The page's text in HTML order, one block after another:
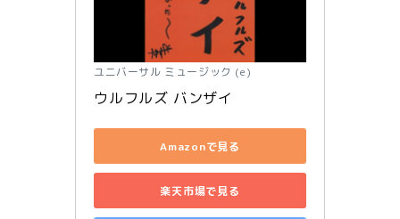
ユニバーサル ミュージック (e)
ウルフルズ バンザイ
Amazonで見る
楽天市場で見る